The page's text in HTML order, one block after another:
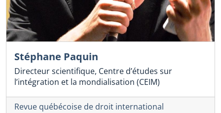
Stéphane Paquin
Directeur scientifique, Centre d’études sur
l’intégration et la mondialisation (CEIM)
Revue québécoise de droit international